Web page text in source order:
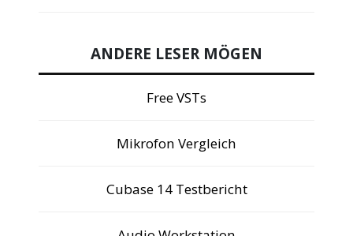
ANDERE LESER MÖGEN
Free VSTs
Mikrofon Vergleich
Cubase 14 Testbericht